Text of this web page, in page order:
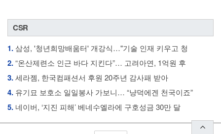
CSR
1.삼성, '청년희망배움터' 개강식…"기술 인재 키우고 청
2.“온산제련소 인근 바다 지킨다”… 고려아연, 1억원 후
3.세라젬, 한국컴패션서 후원 20주년 감사패 받아
4. 유기묘 보호소 일일봉사 가보니… “냥덕에겐 천국이죠”
5. 네이버, ‘지진 피해’ 베네수엘라에 구호성금 30만 달